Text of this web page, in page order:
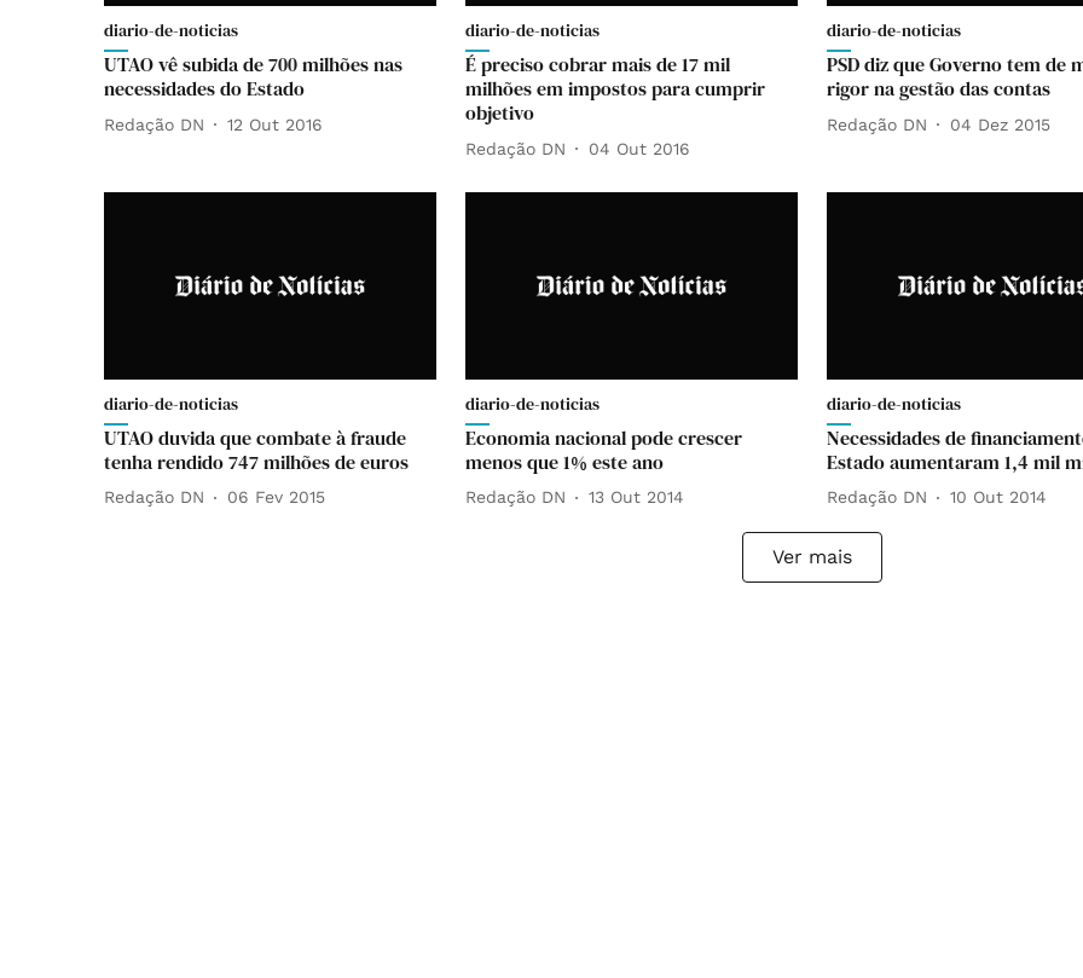
diario-de-noticias
UTAO vê subida de 700 milhões nas
necessidades do Estado
Redação DN 12 Out 2016
diario-de-noticias
É preciso cobrar mais de 17 mil
milhões em impostos para cumprir
objetivo
Redação DN 04 Out 2016
diario-de-noticias
PSD diz que Governo tem de
rigor na gestão das contas
Redação DN 04 Dez 2015
diario-de-noticias
UTAO duvida que combate à fraude
tenha rendido 747 milhões de euros
Redação DN 06 Fev 2015
diario-de-noticias
Economia nacional pode crescer
menos que 1% este ano
Redação DN 13 Out 2014
diario-de-noticias
Necessidades de
Estado aumentaram 1,4 mil
Redação DN 10 Out 2014
Ver mais